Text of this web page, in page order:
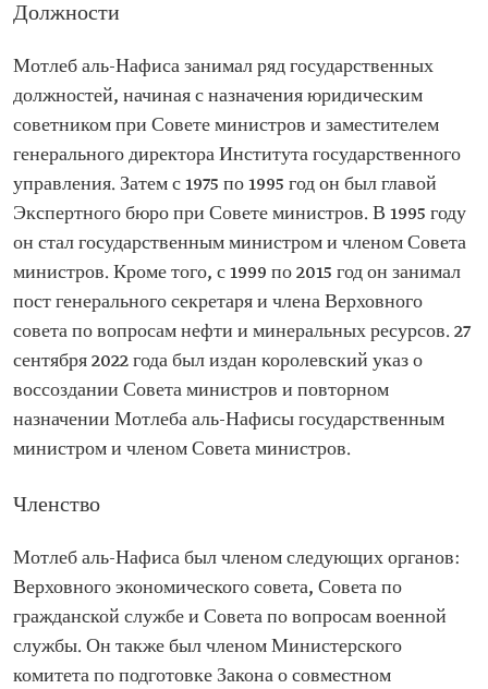
Должности
Мотлеб аль-Нафиса занимал ряд государственных
должностей, начиная с назначения юридическим
советником при Совете министров и заместителем
генерального директора Института государственного
управления. Затем с 1975 по 1995 год он был главой
Экспертного бюро при Совете министров. В 1995 году
он стал государственным министром и членом Совета
министров. Кроме того, с 1999 по 2015 год он занимал
пост генерального секретаря и члена Верховного
совета по вопросам нефти и минеральных ресурсов. 27
сентября 2022 года был издан королевский указ о
воссоздании Совета министров и повторном
назначении Мотлеба аль-Нафисы государственным
министром и членом Совета министров.
Членство
Мотлеб аль-Нафиса был членом следующих органов:
Верховного экономического совета, Совета по
гражданской службе и Совета по вопросам военной
службы. Он также был членом Министерского
комитета по подготовке Закона о совместном